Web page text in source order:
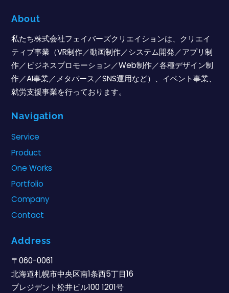
About
私たち株式会社フェイバーズクリエイションは、クリエイ
ティブ事業（VR制作／動画制作／システム開発／アプリ制
作／ビジネスプロモーション／Web制作／各種デザイン制
作／AI事業／メタバース／SNS運用など）、イベント事業、
就労支援事業を行っております。
Navigation
Service
Product
One Works
Portfolio
Company
Contact
Address
〒060-0061
北海道札幌市中央区南1条西5丁目16
プレジデント松井ビル100 1201号